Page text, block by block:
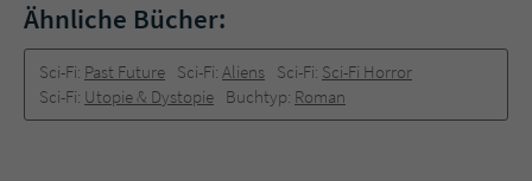
Ähnliche Bücher:
Sci-Fi: Past Future Sci-Fi: Aliens Sci-Fi: Sci-­Fi Horror
Sci-Fi: Utopie & Dystopie Buchtyp: Roman